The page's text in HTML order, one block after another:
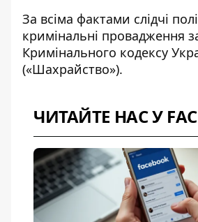
За всіма фактами слідчі
кримінальні провадження
Кримінального кодексу
(«Шахрайство»).
ЧИТАЙТЕ НАС У